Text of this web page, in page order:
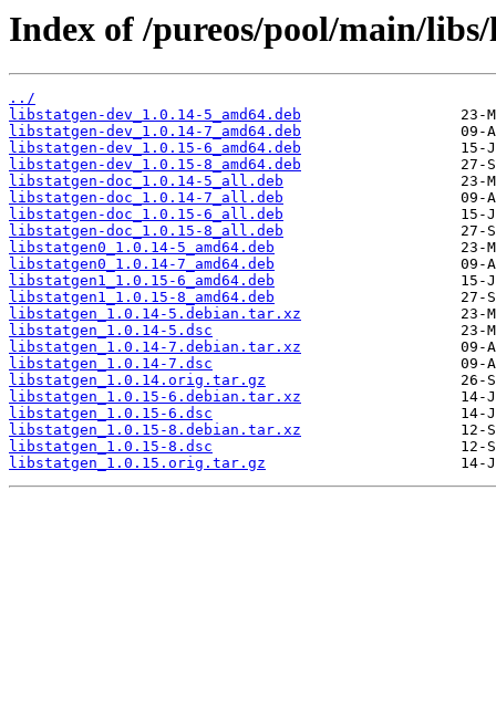
Index of /pureos/pool/main/
../
libstatgen-dev_1.0.14-5_amd64.deb
libstatgen-dev_1.0.14-7_amd64.deb
libstatgen-dev_1.0.15-6_amd64.deb
libstatgen-dev_1.0.15-8_amd64.deb
libstatgen-doc_1.0.14-5_all.deb
libstatgen-doc_1.0.14-7_all.deb
libstatgen-doc_1.0.15-6_all.deb
libstatgen-doc_1.0.15-8_all.deb
libstatgen0_1.0.14-5_amd64.deb
libstatgen0_1.0.14-7_amd64.deb
libstatgen1_1.0.15-6_amd64.deb
libstatgen1_1.0.15-8_amd64.deb
libstatgen_1.0.14-5.debian.tar.xz
libstatgen_1.0.14-5.dsc
libstatgen_1.0.14-7.debian.tar.xz
libstatgen_1.0.14-7.dsc
libstatgen_1.0.14.orig.tar.gz
libstatgen_1.0.15-6.debian.tar.xz
libstatgen_1.0.15-6.dsc
libstatgen_1.0.15-8.debian.tar.xz
libstatgen_1.0.15-8.dsc
libstatgen_1.0.15.orig.tar.gz